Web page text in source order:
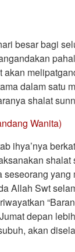
besar bagi
akan
dalam satu
shalat
Wanita)
ihya’nya
seseorang
Allah Swt
depan
akan